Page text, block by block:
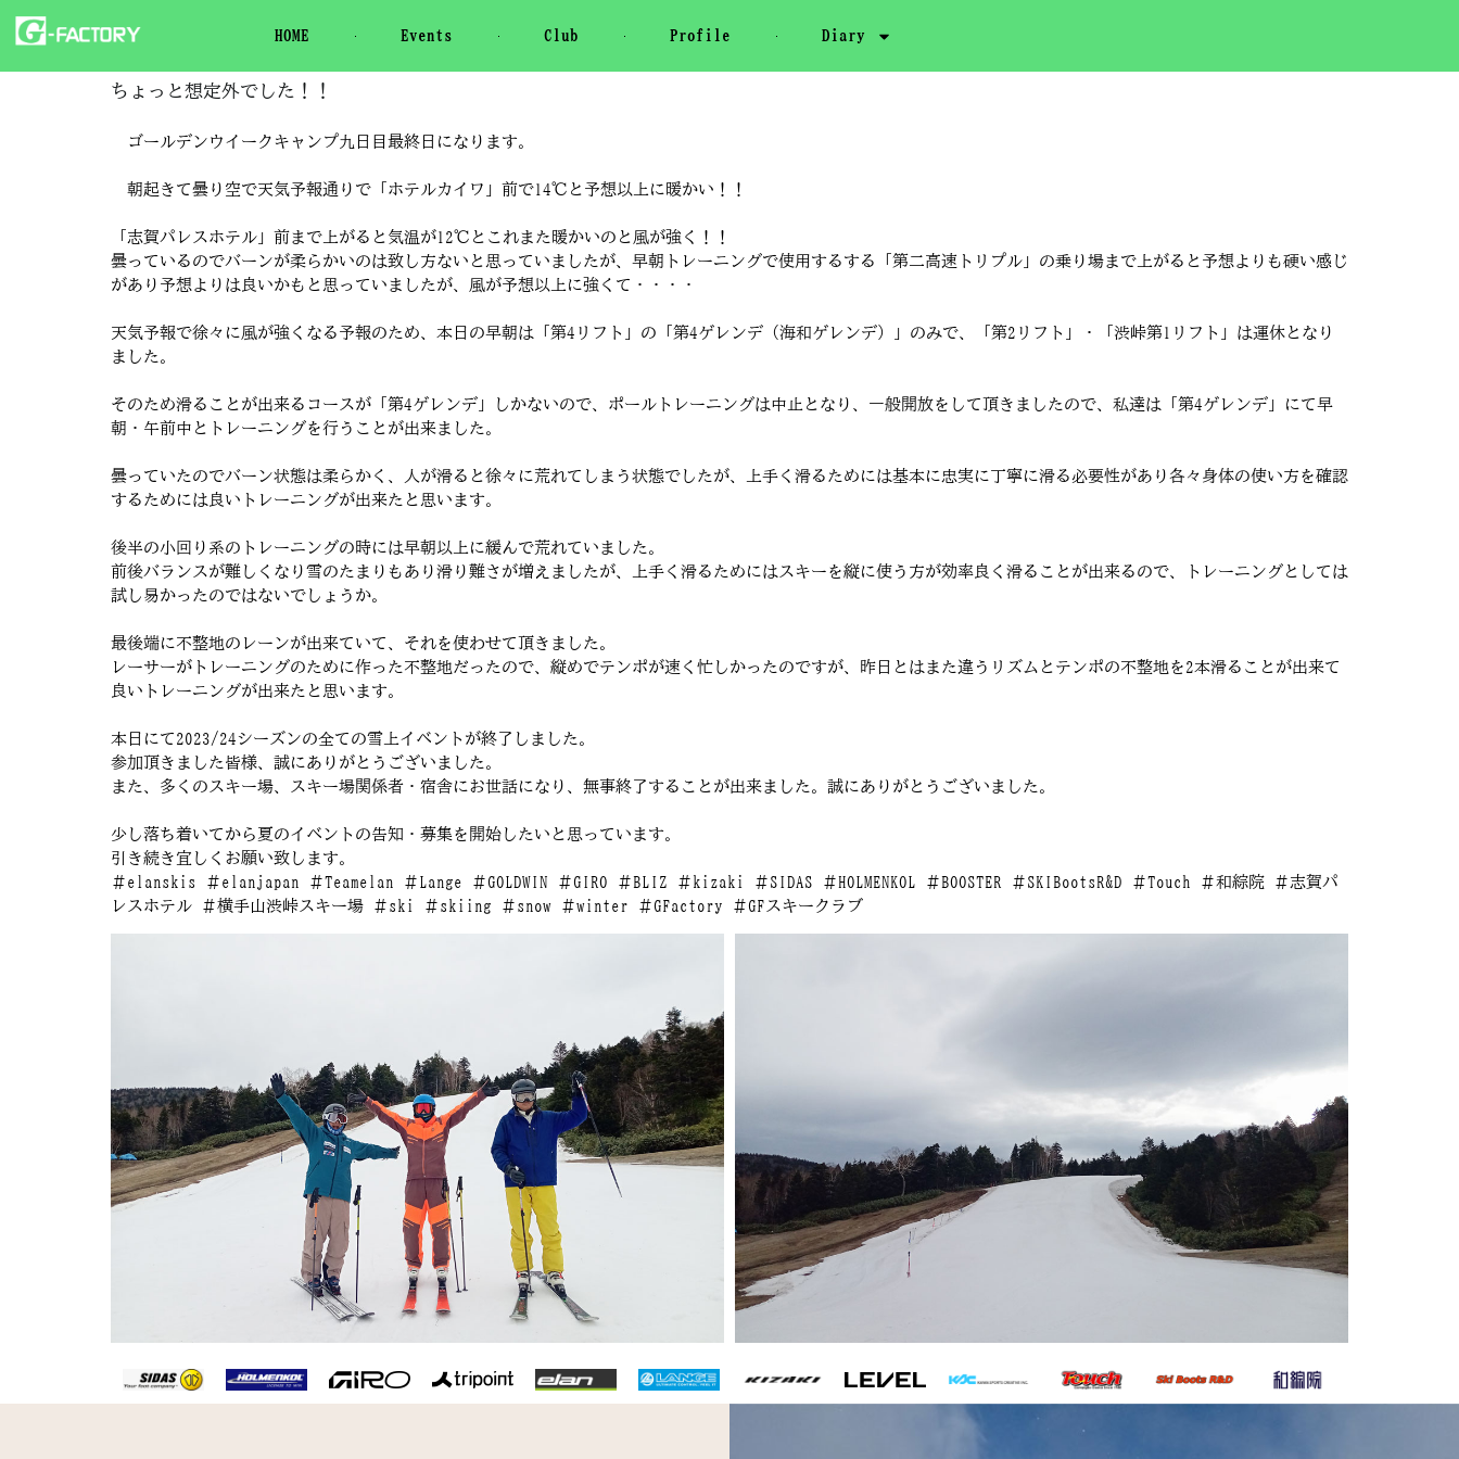
HOME Events Club Profile Diary
ちょっと想定外でした！！
ゴールデンウイークキャンプ九日目最終日になります。
朝起きて曇り空で天気予報通りで「ホテルカイワ」前で14℃と予想以上に暖かい！！
「志賀パレスホテル」前まで上がると気温が12℃とこれまた暖かいのと風が強く！！
曇っているのでバーンが柔らかいのは致し方ないと思っていましたが、早朝トレーニングで使用するする「第二高速トリプル」の乗り場まで上がると予想よりも硬い感じ
があり予想よりは良いかもと思っていましたが、風が予想以上に強くて・・・・
天気予報で徐々に風が強くなる予報のため、本日の早朝は「第4リフト」の「第4ゲレンデ（海和ゲレンデ）」のみで、「第2リフト」・「渋峠第1リフト」は運休となり
ました。
そのため滑ることが出来るコースが「第4ゲレンデ」しかないので、ポールトレーニングは中止となり、一般開放をして頂きましたので、私達は「第4ゲレンデ」にて早
朝・午前中とトレーニングを行うことが出来ました。
曇っていたのでバーン状態は柔らかく、人が滑ると徐々に荒れてしまう状態でしたが、上手く滑るためには基本に忠実に丁寧に滑る必要性があり各々身体の使い方を確認
するためには良いトレーニングが出来たと思います。
後半の小回り系のトレーニングの時には早朝以上に緩んで荒れていました。
前後バランスが難しくなり雪のたまりもあり滑り難さが増えましたが、上手く滑るためにはスキーを縦に使う方が効率良く滑ることが出来るので、トレーニングとしては
試し易かったのではないでしょうか。
最後端に不整地のレーンが出来ていて、それを使わせて頂きました。
レーサーがトレーニングのために作った不整地だったので、縦めでテンポが速く忙しかったのですが、昨日とはまた違うリズムとテンポの不整地を2本滑ることが出来て
良いトレーニングが出来たと思います。
本日にて2023/24シーズンの全ての雪上イベントが終了しました。
参加頂きました皆様、誠にありがとうございました。
また、多くのスキー場、スキー場関係者・宿舎にお世話になり、無事終了することが出来ました。誠にありがとうございました。
少し落ち着いてから夏のイベントの告知・募集を開始したいと思っています。
引き続き宜しくお願い致します。
＃elanskis ＃elanjapan ＃Teamelan ＃Lange ＃GOLDWIN ＃GIRO ＃BLIZ ＃kizaki ＃SIDAS ＃HOLMENKOL ＃BOOSTER ＃SKIBootsR&D ＃Touch ＃和綜院 ＃志賀パ
レスホテル ＃横手山渋峠スキー場 ＃ski ＃skiing ＃snow ＃winter ＃GFactory ＃GFスキークラブ